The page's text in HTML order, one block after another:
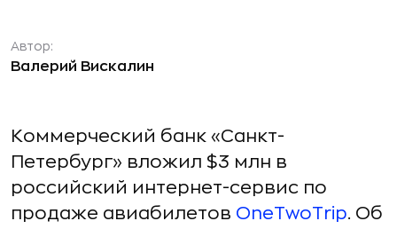
Автор:
Валерий Вискалин
Коммерческий банк «Санкт-
Петербург» вложил $3 млн в
российский интернет-сервис по
продаже авиабилетов OneTwoTrip. Об